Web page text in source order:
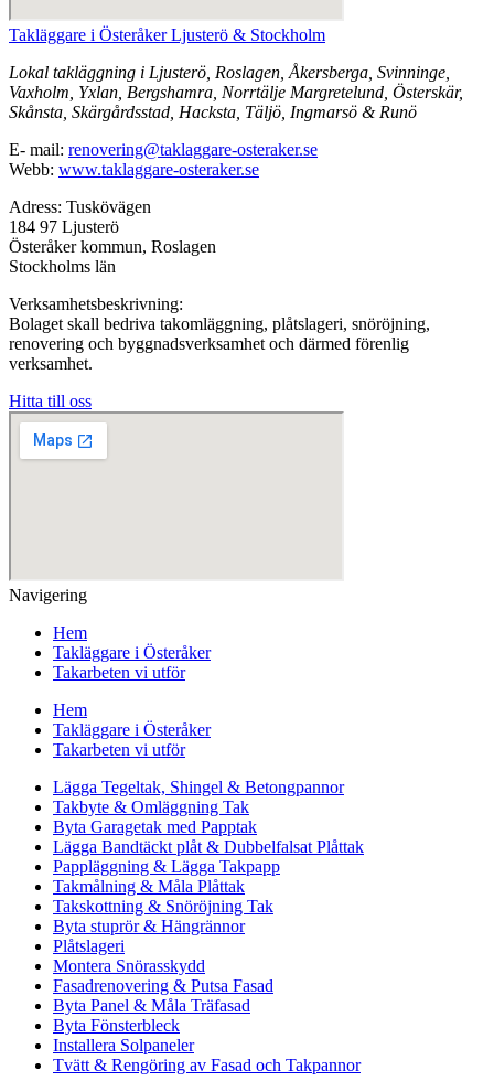
Takläggare i Österåker Ljusterö & Stockholm
Lokal takläggning i Ljusterö, Roslagen, Åkersberga, Svinninge,
Vaxholm, Yxlan, Bergshamra, Norrtälje Margretelund, Österskär,
Skånsta, Skärgårdsstad, Hacksta, Täljö, Ingmarsö & Runö
E- mail: renovering@taklaggare-osteraker.se
Webb: www.taklaggare-osteraker.se
Adress: Tuskövägen
184 97 Ljusterö
Österåker kommun, Roslagen
Stockholms län
Verksamhetsbeskrivning:
Bolaget skall bedriva takomläggning, plåtslageri, snöröjning,
renovering och byggnadsverksamhet och därmed förenlig
verksamhet.
Hitta till oss
Navigering
Hem
Takläggare i Österåker
Takarbeten vi utför
Hem
Takläggare i Österåker
Takarbeten vi utför
Lägga Tegeltak, Shingel & Betongpannor
Takbyte & Omläggning Tak
Byta Garagetak med Papptak
Lägga Bandtäckt plåt & Dubbelfalsat Plåttak
Pappläggning & Lägga Takpapp
Takmålning & Måla Plåttak
Takskottning & Snöröjning Tak
Byta stuprör & Hängrännor
Plåtslageri
Montera Snörasskydd
Fasadrenovering & Putsa Fasad
Byta Panel & Måla Träfasad
Byta Fönsterbleck
Installera Solpaneler
Tvätt & Rengöring av Fasad och Takpannor